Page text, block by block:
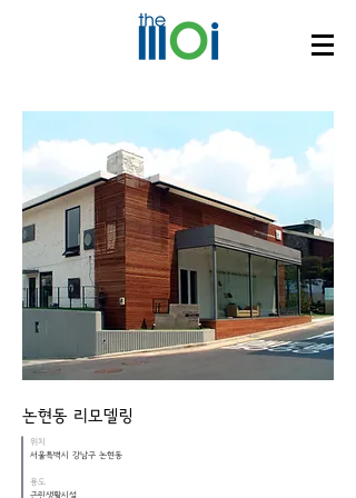
논현동 리모델링
위치
서울특벽시 강남구 논현동
용도
근린생활시설